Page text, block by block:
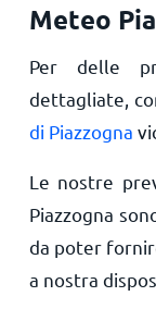
Meteo
Per delle
dettagliate,
di Piazzogna
Le nostre
Piazzogna
da poter
a nostra